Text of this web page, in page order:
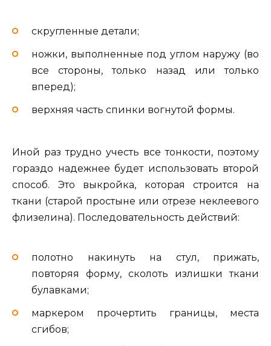
скругленные детали;
ножки, выполненные под углом наружу (во
все стороны, только назад или только
вперед);
верхняя часть спинки вогнутой формы.
Иной раз трудно учесть все тонкости, поэтому
гораздо надежнее будет использовать второй
способ. Это выкройка, которая строится на
ткани (старой простыне или отрезе неклеевого
флизелина). Последовательность действий:
полотно накинуть на стул, прижать,
повторяя форму, сколоть излишки ткани
булавками;
маркером прочертить границы, места
сгибов;